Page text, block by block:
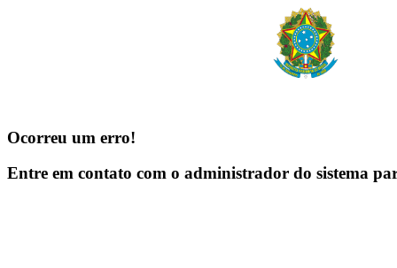
Ocorreu um erro!
Entre em contato com o administrador do sistema